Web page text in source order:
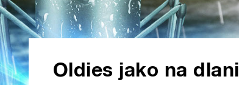
Oldies jako na dlani